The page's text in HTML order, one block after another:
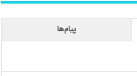
پیام‌ها